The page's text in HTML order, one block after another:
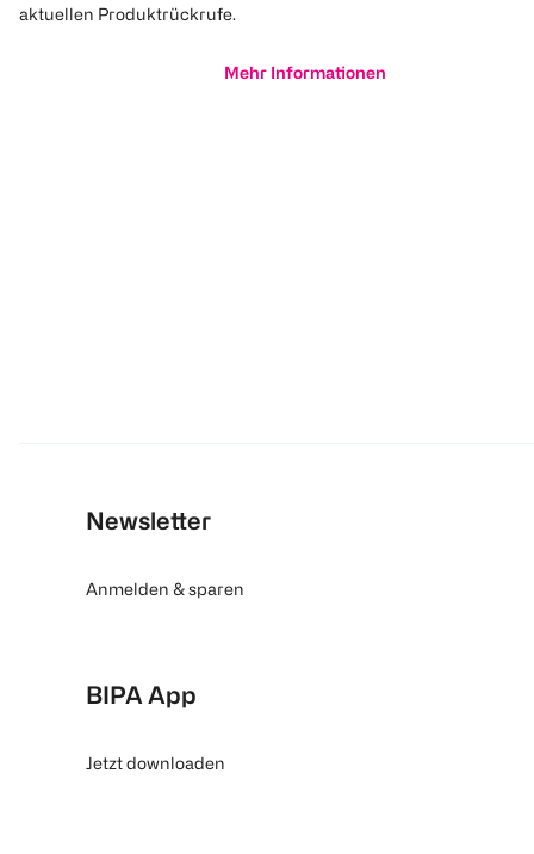
aktuellen Produktrückrufe.
Mehr Informationen
Newsletter
Anmelden & sparen
BIPA App
Jetzt downloaden